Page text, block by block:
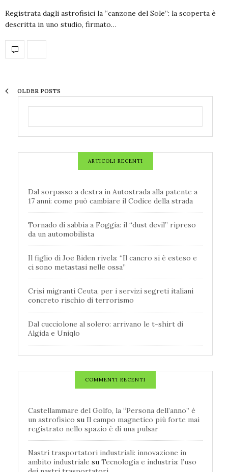
Registrata dagli astrofisici la “canzone del Sole”: la scoperta è
descritta in uno studio, firmato…
OLDER POSTS
ARTICOLI RECENTI
Dal sorpasso a destra in Autostrada alla patente a
17 anni: come può cambiare il Codice della strada
Tornado di sabbia a Foggia: il “dust devil” ripreso
da un automobilista
Il figlio di Joe Biden rivela: “Il cancro si è esteso e
ci sono metastasi nelle ossa”
Crisi migranti Ceuta, per i servizi segreti italiani
concreto rischio di terrorismo
Dal cucciolone al solero: arrivano le t-shirt di
Algida e Uniqlo
COMMENTI RECENTI
Castellammare del Golfo, la “Persona dell’anno” è
un astrofisico su Il campo magnetico più forte mai
registrato nello spazio è di una pulsar
Nastri trasportatori industriali: innovazione in
ambito industriale su Tecnologia e industria: l’uso